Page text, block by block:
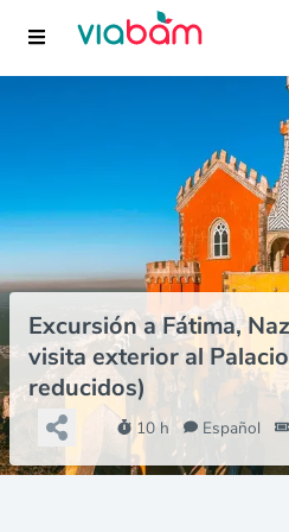
Excursión a Fátima,
visita exterior al
reducidos)
10 h Español